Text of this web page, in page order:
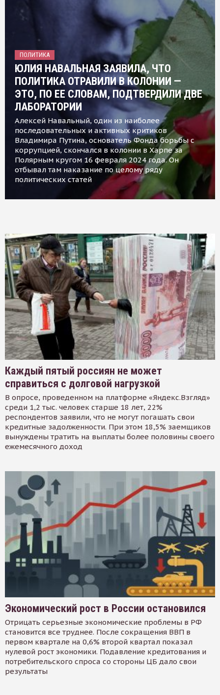
ПОЛИТИКА
ЮЛИЯ НАВАЛЬНАЯ ЗАЯВИЛА, ЧТО
ПОЛИТИКА ОТРАВИЛИ В КОЛОНИИ —
ЭТО, ПО ЕЕ СЛОВАМ, ПОДТВЕРДИЛИ ДВЕ
ЛАБОРАТОРИИ
Алексей Навальный, один из наиболее
последовательных и активных критиков
Владимира Путина, основатель Фонда борьбы с
коррупцией, скончался в колонии в Харпе за
Полярным кругом 16 февраля 2024 года. Он
отбывал там наказание по целому ряду
политических статей
Каждый пятый россиян не может
справиться с долговой нагрузкой
В опросе, проведенном на платформе «Яндекс.Взгляд»
среди 1,2 тыс. человек старше 18 лет, 22%
респондентов заявили, что не могут погашать свои
кредитные задолженности. При этом 18,5% заемщиков
вынуждены тратить на выплаты более половины своего
ежемесячного доход
Экономический рост в России остановился
Отрицать серьезные экономические проблемы в РФ
становится все труднее. После сокращения ВВП в
первом квартале на 0,6% второй квартал показал
нулевой рост экономики. Подавление кредитования и
потребительского спроса со стороны ЦБ дало свои
результаты